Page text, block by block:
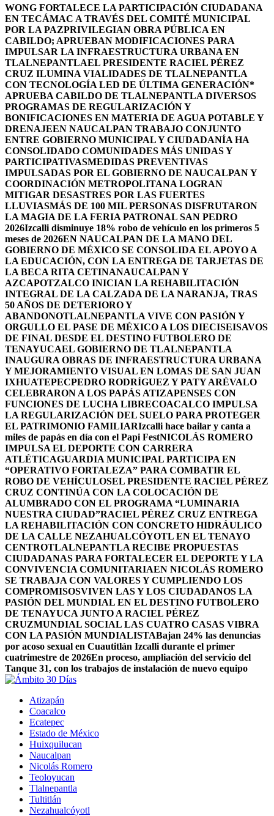
WONG FORTALECE LA PARTICIPACIÓN CIUDADANA
EN TECÁMAC A TRAVÉS DEL COMITÉ MUNICIPAL
POR LA PAZPRIVILEGIAN OBRA PÚBLICA EN
CABILDO; APRUEBAN MODIFICACIONES PARA
IMPULSAR LA INFRAESTRUCTURA URBANA EN
TLALNEPANTLAEL PRESIDENTE RACIEL PÉREZ
CRUZ ILUMINA VIALIDADES DE TLALNEPANTLA
CON TECNOLOGÍA LED DE ÚLTIMA GENERACIÓN*
APRUEBA CABILDO DE TLALNEPANTLA DIVERSOS
PROGRAMAS DE REGULARIZACIÓN Y
BONIFICACIONES EN MATERIA DE AGUA POTABLE Y
DRENAJEEN NAUCALPAN TRABAJO CONJUNTO
ENTRE GOBIERNO MUNICIPAL Y CIUDADANÍA HA
CONSOLIDADO COMUNIDADES MÁS UNIDAS Y
PARTICIPATIVASMEDIDAS PREVENTIVAS
IMPULSADAS POR EL GOBIERNO DE NAUCALPAN Y
COORDINACIÓN METROPOLITANA LOGRAN
MITIGAR DESASTRES POR LAS FUERTES
LLUVIASMÁS DE 100 MIL PERSONAS DISFRUTARON
LA MAGIA DE LA FERIA PATRONAL SAN PEDRO
2026Izcalli disminuye 18% robo de vehículo en los primeros 5
meses de 2026EN NAUCALPAN DE LA MANO DEL
GOBIERNO DE MÉXICO SE CONSOLIDA EL APOYO A
LA EDUCACIÓN, CON LA ENTREGA DE TARJETAS DE
LA BECA RITA CETINANAUCALPAN Y
AZCAPOTZALCO INICIAN LA REHABILITACIÓN
INTEGRAL DE LA CALZADA DE LA NARANJA, TRAS
50 AÑOS DE DETERIORO Y
ABANDONOTLALNEPANTLA VIVE CON PASIÓN Y
ORGULLO EL PASE DE MÉXICO A LOS DIECISEISAVOS
DE FINAL DESDE EL DESTINO FUTBOLERO DE
TENAYUCAEL GOBIERNO DE TLALNEPANTLA
INAUGURA OBRAS DE INFRAESTRUCTURA URBANA
Y MEJORAMIENTO VISUAL EN LOMAS DE SAN JUAN
IXHUATEPECPEDRO RODRÍGUEZ Y PATY ARÉVALO
CELEBRARON A LOS PAPÁS ATIZAPENSES CON
FUNCIONES DE LUCHA LIBRECOACALCO IMPULSA
LA REGULARIZACIÓN DEL SUELO PARA PROTEGER
EL PATRIMONIO FAMILIARIzcalli hace bailar y canta a
miles de papás en día con el Papi FestNICOLÁS ROMERO
IMPULSA EL DEPORTE CON CARRERA
ATLÉTICAGUARDIA MUNICIPAL PARTICIPA EN
“OPERATIVO FORTALEZA” PARA COMBATIR EL
ROBO DE VEHÍCULOSEL PRESIDENTE RACIEL PÉREZ
CRUZ CONTINÚA CON LA COLOCACIÓN DE
ALUMBRADO CON EL PROGRAMA “LUMINARIA
NUESTRA CIUDAD”RACIEL PÉREZ CRUZ ENTREGA
LA REHABILITACIÓN CON CONCRETO HIDRÁULICO
DE LA CALLE NEZAHUALCÓYOTL EN EL TENAYO
CENTROTLALNEPANTLA RECIBE PROPUESTAS
CIUDADANAS PARA FORTALECER EL DEPORTE Y LA
CONVIVENCIA COMUNITARIAEN NICOLÁS ROMERO
SE TRABAJA CON VALORES Y CUMPLIENDO LOS
COMPROMISOSVIVEN LAS Y LOS CIUDADANOS LA
PASIÓN DEL MUNDIAL EN EL DESTINO FUTBOLERO
DE TENAYUCA JUNTO A RACIEL PÉREZ
CRUZMUNDIAL SOCIAL LAS CUATRO CASAS VIBRA
CON LA PASIÓN MUNDIALISTABajan 24% las denuncias
por acoso sexual en Cuautitlán Izcalli durante el primer
cuatrimestre de 2026En proceso, ampliación del servicio del
Tanque 31, con los trabajos de instalación de nuevo equipo
Atizapán
Coacalco
Ecatepec
Estado de México
Huixquilucan
Naucalpan
Nicolás Romero
Teoloyucan
Tlalnepantla
Tultitlán
Nezahualcóyotl